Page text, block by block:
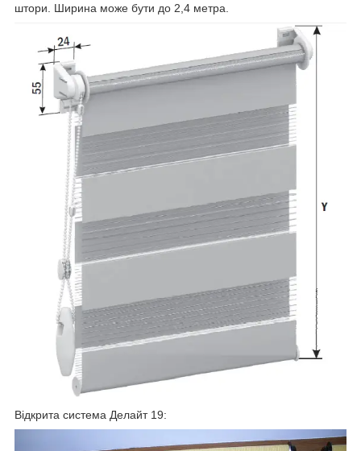
штори. Ширина може бути до 2,4 метра.
Відкрита система Делайт 19: